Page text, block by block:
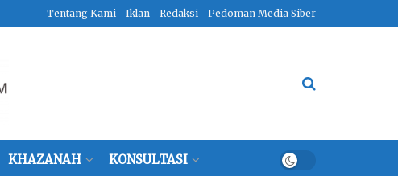
Tentang Kami Iklan Redaksi Pedoman Media Siber
KHAZANAH KONSULTASI